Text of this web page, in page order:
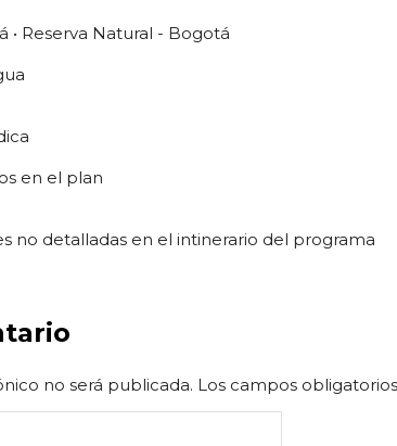
Reserva Natural - Bogotá
en el plan
no detalladas en el intinerario del programa
no será publicada. Los campos